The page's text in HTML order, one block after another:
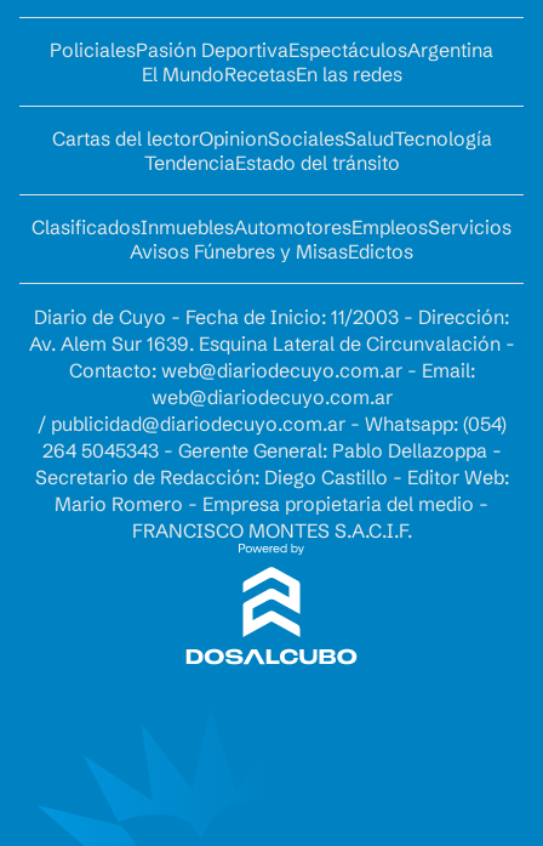
PolicialesPasión DeportivaEspectáculosArgentina
El MundoRecetasEn las redes
Cartas del lectorOpinionSocialesSaludTecnología
TendenciaEstado del tránsito
ClasificadosInmueblesAutomotoresEmpleosServicios
Avisos Fúnebres y MisasEdictos
Diario de Cuyo - Fecha de Inicio: 11/2003 - Dirección:
Av. Alem Sur 1639. Esquina Lateral de Circunvalación -
Contacto: web@diariodecuyo.com.ar- Email:
web@diariodecuyo.com.ar
/ publicidad@diariodecuyo.com.ar- Whatsapp: (054)
264 5045343 - Gerente General: Pablo Dellazoppa -
Secretario de Redacción: Diego Castillo - Editor Web:
Mario Romero - Empresa propietaria del medio -
FRANCISCO MONTES S.A.C.I.F.